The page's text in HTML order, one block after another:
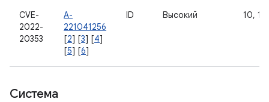
CVE-
2022-
20353
A-
221041256
[2] [3] [4]
[5] [6]
ID Высокий 10,
Система